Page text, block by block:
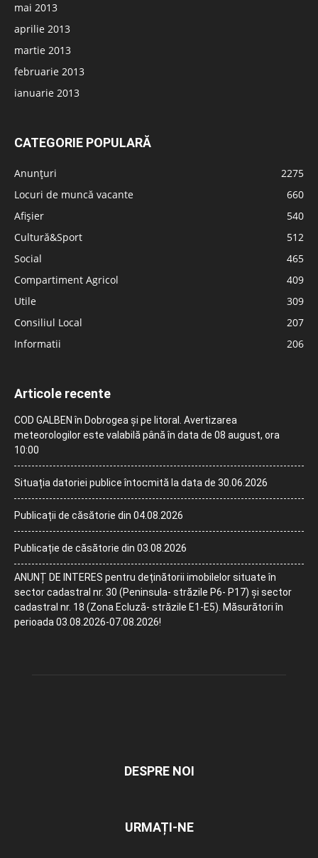
mai 2013
aprilie 2013
martie 2013
februarie 2013
ianuarie 2013
CATEGORIE POPULARĂ
Anunțuri
2275
Locuri de muncă vacante
660
Afișier
540
Cultură&Sport
512
Social
465
Compartiment Agricol
409
Utile
309
Consiliul Local
207
Informatii
206
Articole recente
COD GALBEN în Dobrogea și pe litoral. Avertizarea
meteorologilor este valabilă până în data de 08 august, ora
10:00
Situația datoriei publice întocmită la data de 30.06.2026
Publicații de căsătorie din 04.08.2026
Publicație de căsătorie din 03.08.2026
ANUNȚ DE INTERES pentru deținătorii imobilelor situate în
sector cadastral nr. 30 (Peninsula- străzile P6- P17) și sector
cadastral nr. 18 (Zona Ecluză- străzile E1-E5). Măsurători în
perioada 03.08.2026-07.08.2026!
DESPRE NOI
URMAȚI-NE